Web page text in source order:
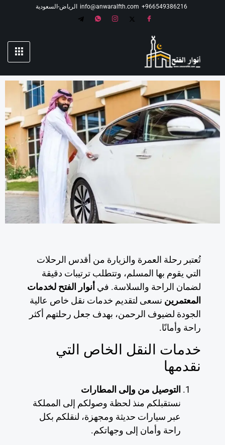
966549386216⁩+
info@anwaralfth.com الرياض-السعودية
تُعتبر رحلة العمرة والزيارة من أقدس الرحلات
التي يقوم بها المسلم، وتتطلب ترتيبات دقيقة
لضمان الراحة والسلاسة. في أنوار الفتح لخدمات
المعتمرين نسعى لتقديم خدمات نقل خاص عالية
الجودة لضيوف الرحمن، بهدف جعل رحلتهم أكثر
راحة وأمانًا.
خدمات النقل الخاص التي
نقدمها
التوصيل من وإلى المطارات
نستقبلكم منذ لحظة وصولكم إلى المملكة
عبر سيارات حديثة ومجهزة، لنقلكم بكل
راحة وأمان إلى وجهاتكم.